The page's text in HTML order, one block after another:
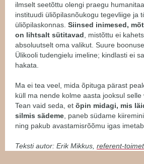
ilmselt seetõttu olengi praegu
instituudi üliõpilasnõukogu tegevliige ja
üliõpilaskonnas. Siinsed inimesed,
on lihtsalt sütitavad, mistõttu ei
absoluutselt oma valikut. Suure
Ülikooli tudengielu imeline; kindlasti ei
hakata.
Ma ei tea veel, mida õpituga pärast
küll ma nende kolme aasta jooksul selle
Tean vaid seda, et õpin midagi, mis
silmis sädeme, paneb südame
ning pakub avastamisrõõmu igas
Teksti autor: Erik Mikkus, referent-